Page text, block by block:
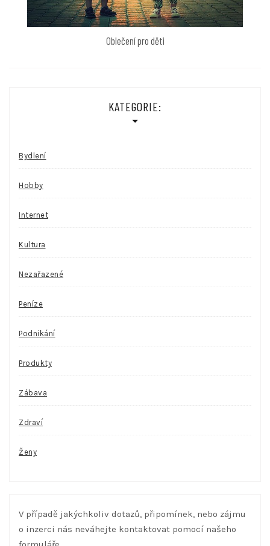
Oblečení pro děti
KATEGORIE:
Bydlení
Hobby
Internet
Kultura
Nezařazené
Peníze
Podnikání
Produkty
Zábava
Zdraví
Ženy
V případě jakýchkoliv dotazů, připomínek, nebo zájmu
o inzerci nás neváhejte kontaktovat pomocí našeho